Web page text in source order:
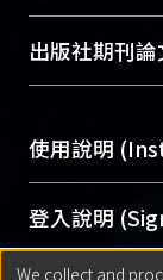
To
profiles and
services of
開放取用是
動，應用在
用逐年攀升
Archive）平
出版社期刊
含部分內
助與合作
意提供此
Please
original
使用說明
網站簡介
使用手冊
登入說明
We collect and